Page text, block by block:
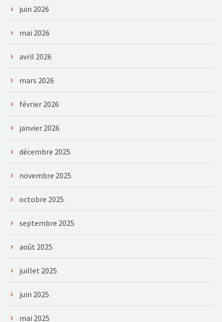
juin 2026
mai 2026
avril 2026
mars 2026
février 2026
janvier 2026
décembre 2025
novembre 2025
octobre 2025
septembre 2025
août 2025
juillet 2025
juin 2025
mai 2025